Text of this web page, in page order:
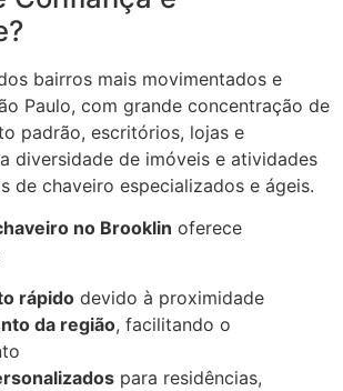
bairros mais movimentados e
Paulo, com grande concentração de
padrão, escritórios, lojas e
diversidade de imóveis e atividades
de chaveiro especializados e ágeis.
no Brooklin oferece
rápido devido à proximidade
da região, facilitando o
para residências,